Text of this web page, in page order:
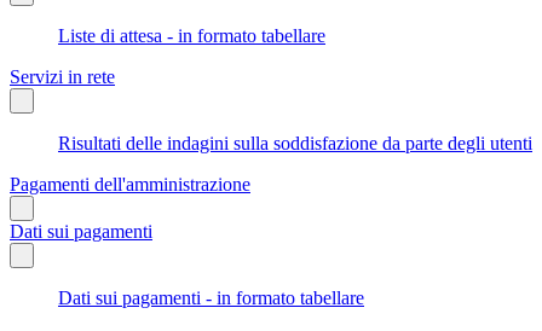
Liste di attesa - in formato tabellare
Servizi in rete
Risultati delle indagini sulla soddisfazione da parte degli utenti
Pagamenti dell'amministrazione
Dati sui pagamenti
Dati sui pagamenti - in formato tabellare